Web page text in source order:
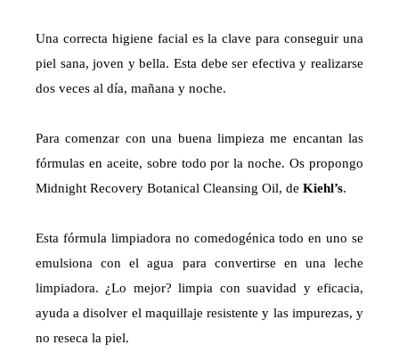
Una correcta higiene facial es la clave para conseguir una
piel sana, joven y bella. Esta debe ser efectiva y realizarse
dos veces al día, mañana y noche.
Para comenzar con una buena limpieza me encantan las
fórmulas en aceite, sobre todo por la noche. Os propongo
Midnight Recovery Botanical Cleansing Oil, de Kiehl’s.
Esta fórmula limpiadora no comedogénica todo en uno se
emulsiona con el agua para convertirse en una leche
limpiadora. ¿Lo mejor? limpia con suavidad y eficacia,
ayuda a disolver el maquillaje resistente y las impurezas, y
no reseca la piel.